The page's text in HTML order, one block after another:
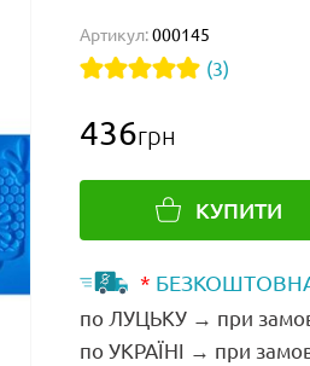
Артикул:000145
(3)
436грн
КУПИТИ
*
по ЛУЦЬКУ → при
по УКРАЇНІ → при